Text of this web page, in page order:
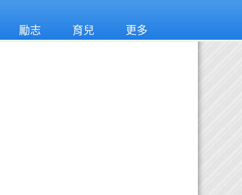
勵志 育兒 更多